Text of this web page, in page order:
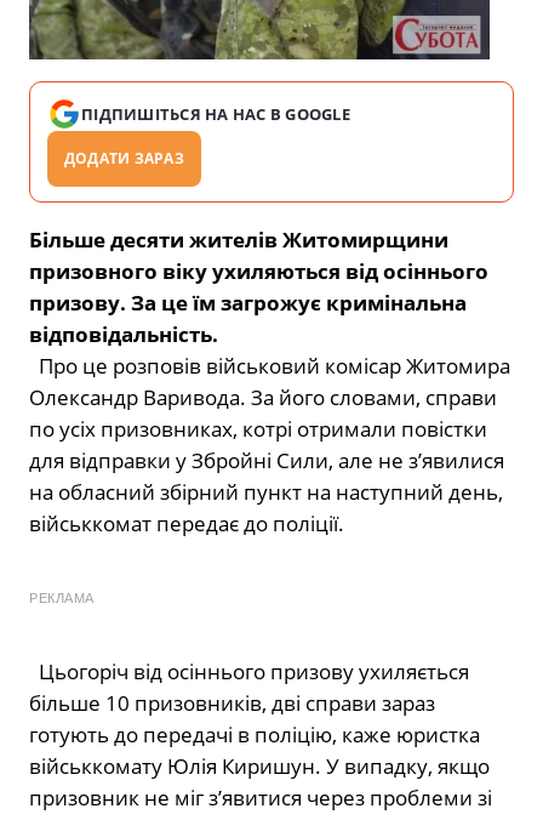
ПІДПИШІТЬСЯ НА НАС В GOOGLE
ДОДАТИ ЗАРАЗ
Більше десяти жителів Житомирщини
призовного віку ухиляються від осіннього
призову. За це їм загрожує кримінальна
відповідальність.
Про це розповів військовий комісар Житомира
Олександр Варивода. За його словами, справи
по усіх призовниках, котрі отримали повістки
для відправки у Збройні Сили, але не з’явилися
на обласний збірний пункт на наступний день,
військкомат передає до поліції.
РЕКЛАМА
Цьогоріч від осіннього призову ухиляється
більше 10 призовників, дві справи зараз
готують до передачі в поліцію, каже юристка
військкомату Юлія Киришун. У випадку, якщо
призовник не міг з’явитися через проблеми зі